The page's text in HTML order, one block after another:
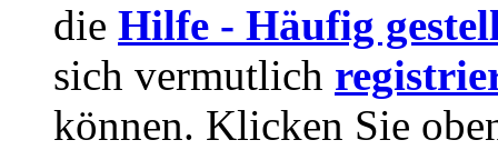
die Hilfe - Häufig
sich vermutlich
können. Klicken Sie